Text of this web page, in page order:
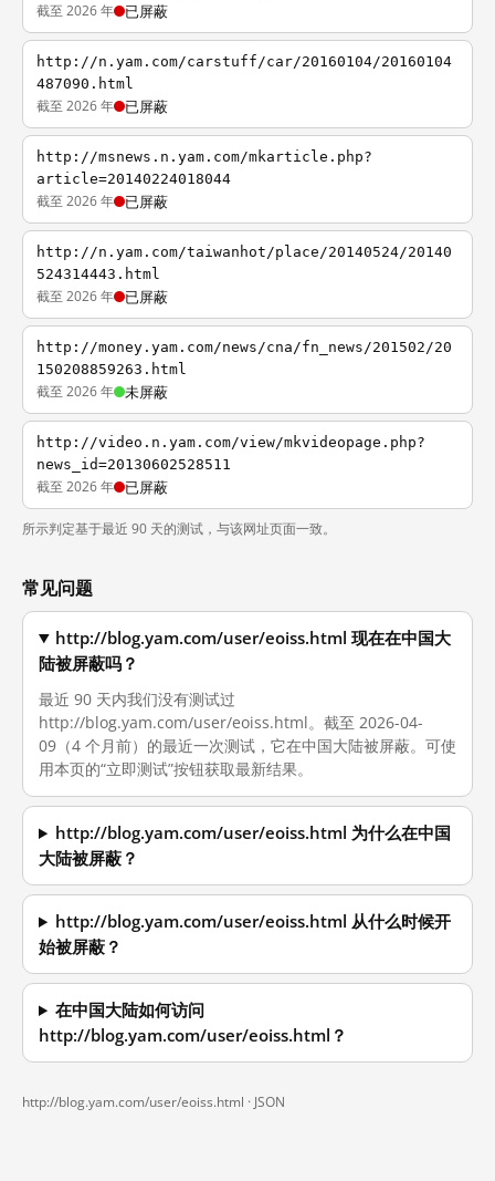
截至 2026 年 已屏蔽
http://n.yam.com/carstuff/car/20160104/20160104
487090.html
截至 2026 年 已屏蔽
http://msnews.n.yam.com/mkarticle.php?
article=20140224018044
截至 2026 年 已屏蔽
http://n.yam.com/taiwanhot/place/20140524/20140
524314443.html
截至 2026 年 已屏蔽
http://money.yam.com/news/cna/fn_news/201502/20
150208859263.html
截至 2026 年 未屏蔽
http://video.n.yam.com/view/mkvideopage.php?
news_id=20130602528511
截至 2026 年 已屏蔽
所示判定基于最近 90 天的测试，与该网址页面一致。
常见问题
http://blog.yam.com/user/eoiss.html 现在在中国大
陆被屏蔽吗？
最近 90 天内我们没有测试过
http://blog.yam.com/user/eoiss.html。截至 2026-04-
09（4 个月前）的最近一次测试，它在中国大陆被屏蔽。可使
用本页的“立即测试”按钮获取最新结果。
http://blog.yam.com/user/eoiss.html 为什么在中国
大陆被屏蔽？
http://blog.yam.com/user/eoiss.html 从什么时候开
始被屏蔽？
在中国大陆如何访问
http://blog.yam.com/user/eoiss.html？
http://blog.yam.com/user/eoiss.html · JSON